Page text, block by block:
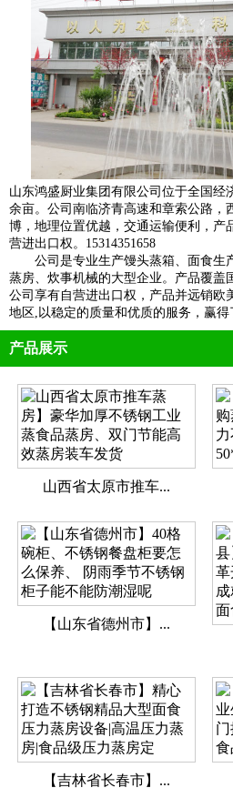
山东鸿盛厨业集团有限公司位于全国
余亩。公司南临济青高速和章索公路，
博，地理位置优越，交通运输便利，产
营进出口权。15314351658
公司是专业生产馒头蒸箱、面食生
蒸房、炊事机械的大型企业。产品覆盖
公司享有自营进出口权，产品并远销欧
地区,以稳定的质量和优质的服务，赢得
产品展示
山西省太原市推车...
【山东省德州市】...
【吉林省长春市】...